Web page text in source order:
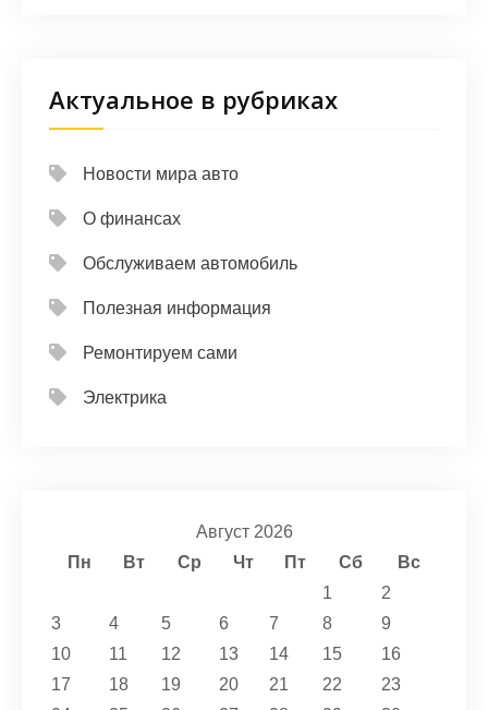
Актуальное в рубриках
Новости мира авто
О финансах
Обслуживаем автомобиль
Полезная информация
Ремонтируем сами
Электрика
Август 2026
Пн
Вт Ср Чт Пт Сб
Вс
1
2
3
4 5 6 7 8
9
10
11 12 13 14 15
16
17
18 19 20 21 22
23